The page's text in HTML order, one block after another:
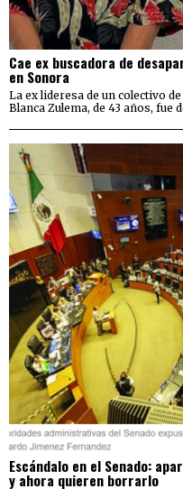
Cae ex buscadora de
en Sonora
La ex lideresa de un colectivo
Blanca Zulema, de 43 años, fue
Escándalo en el Senado:
y ahora quieren borrarlo